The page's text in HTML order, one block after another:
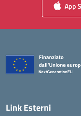
App
Link Esterni